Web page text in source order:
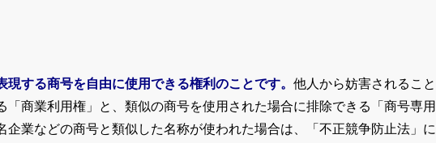
する商号を自由に使用できる権利のことです。 他人から妨害されること
「商業利用権」と、類似の商号を使用された場合に排除できる「商号専用
企業などの商号と類似した名称が使われた場合は、「不正競争防止法」に